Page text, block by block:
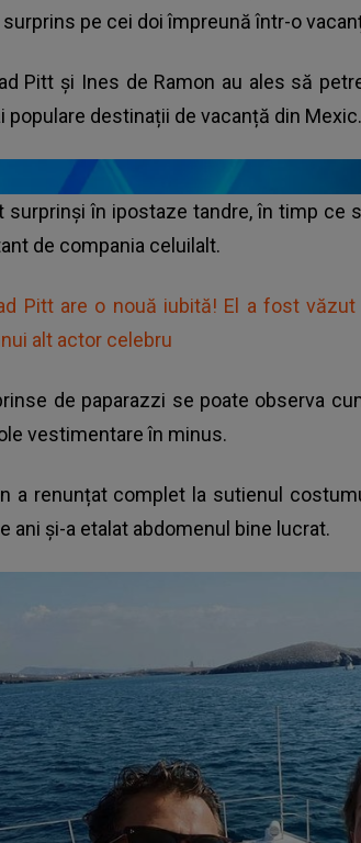
surprins pe cei doi împreună într-o
Pitt și Ines de Ramon au ales să
populare destinații de vacanță din Mexic.
surprinși în ipostaze tandre, în timp ce
de compania celuilalt.
Pitt are o nouă iubită! El a fost
alt actor celebru
de paparazzi se poate observa
vestimentare în minus.
a renunțat complet la sutienul
ani și-a etalat abdomenul bine lucrat.